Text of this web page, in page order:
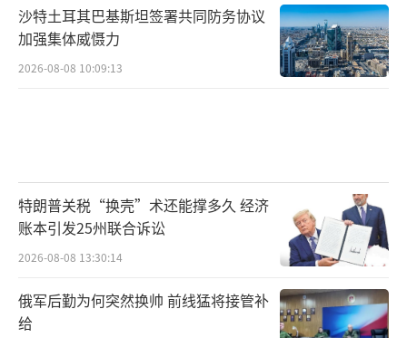
沙特土耳其巴基斯坦签署共同防务协议
加强集体威慑力
2026-08-08 10:09:13
特朗普关税“换壳”术还能撑多久 经济
账本引发25州联合诉讼
2026-08-08 13:30:14
俄军后勤为何突然换帅 前线猛将接管补
给